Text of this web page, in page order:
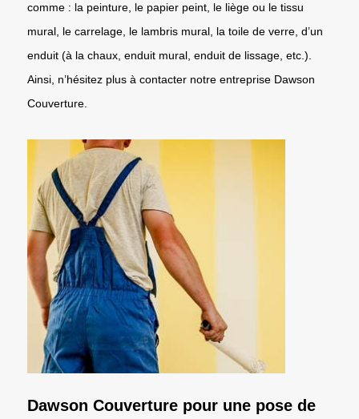
comme : la peinture, le papier peint, le liège ou le tissu
mural, le carrelage, le lambris mural, la toile de verre, d’un
enduit (à la chaux, enduit mural, enduit de lissage, etc.).
Ainsi, n’hésitez plus à contacter notre entreprise Dawson
Couverture.
Dawson Couverture pour une pose de